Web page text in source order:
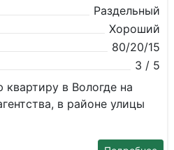
Раздельный
Хороший
80/20/15
3 / 5
в Вологде на
в районе улицы